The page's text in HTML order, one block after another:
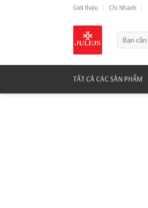
Giới thiệu Chi Nhánh
kiếm:
TẤT CẢ CÁC SẢN PHẨM